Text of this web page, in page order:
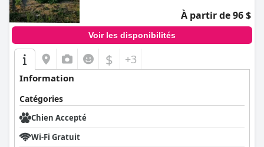
À partir de 96 $
Voir les disponibilités
$ +3
Information
Catégories
Chien Accepté
Wi-Fi Gratuit